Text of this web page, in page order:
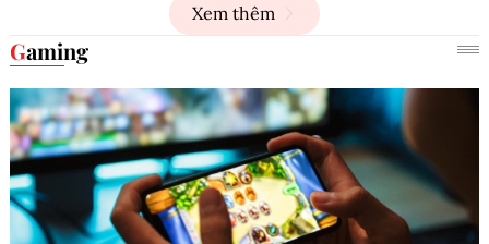
Xem thêm
Gaming